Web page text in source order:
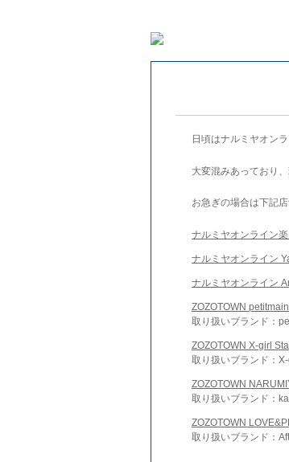
日頃はナルミヤオン
大変混みあっており
お急ぎの場合は下記
ナルミヤオンライン
ナルミヤオンライン
ナルミヤオンライン
ZOZOTOWN
取り扱いブランド：
ZOZOTOWN X-girl
取り扱いブランド：
ZOZOTOWN
取り扱いブランド：
ZOZOTOWN
取り扱いブランド：